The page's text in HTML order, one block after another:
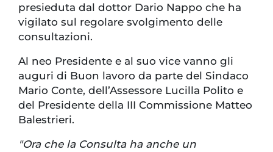
presieduta dal dottor Dario Nappo che ha
vigilato sul regolare svolgimento delle
consultazioni.
Al neo Presidente e al suo vice vanno gli
auguri di Buon lavoro da parte del Sindaco
Mario Conte, dell’Assessore Lucilla Polito e
del Presidente della III Commissione Matteo
Balestrieri.
"Ora che la Consulta ha anche un